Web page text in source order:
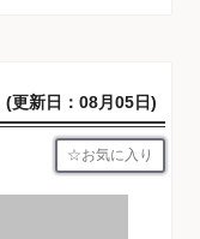
(更新日：08月05日)
お気に入り